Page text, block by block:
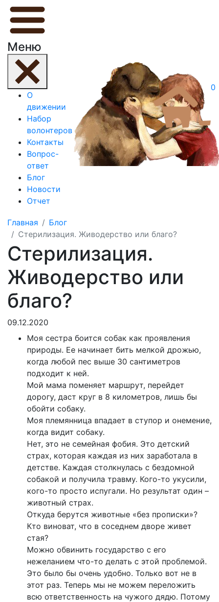
Меню
О
движении
Набор
волонтеров
Контакты
Вопрос-
ответ
Блог
Новости
Отчет
0
Главная
Блог
Стерилизация. Живодерство или благо?
Стерилизация.
Живодерство или
благо?
09.12.2020
Моя сестра боится собак как проявления
природы. Ее начинает бить мелкой дрожью,
когда любой пес выше 30 сантиметров
подходит к ней.
Мой мама поменяет маршрут, перейдет
дорогу, даст круг в 8 километров, лишь бы
обойти собаку.
Моя племянница впадает в ступор и онемение,
когда видит собаку.
Нет, это не семейная фобия. Это детский
страх, которая каждая из них заработала в
детстве. Каждая столкнулась с бездомной
собакой и получила травму. Кого-то укусили,
кого-то просто испугали. Но результат один –
животный страх.
Откуда берутся животные «без прописки»?
Кто виноват, что в соседнем дворе живет
стая?
Можно обвинить государство с его
нежеланием что-то делать с этой проблемой.
Это было бы очень удобно. Только вот не в
этот раз. Теперь мы не можем переложить
всю ответственность на чужого дядю. Потому